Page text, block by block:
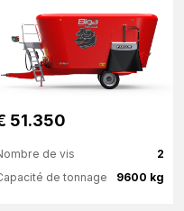
51.350
2
de vis
9600 kg
de tonnage